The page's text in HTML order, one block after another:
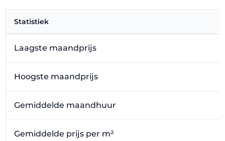
Statistiek
Laagste maandprijs
Hoogste maandprijs
Gemiddelde maandhuur
Gemiddelde prijs per m²